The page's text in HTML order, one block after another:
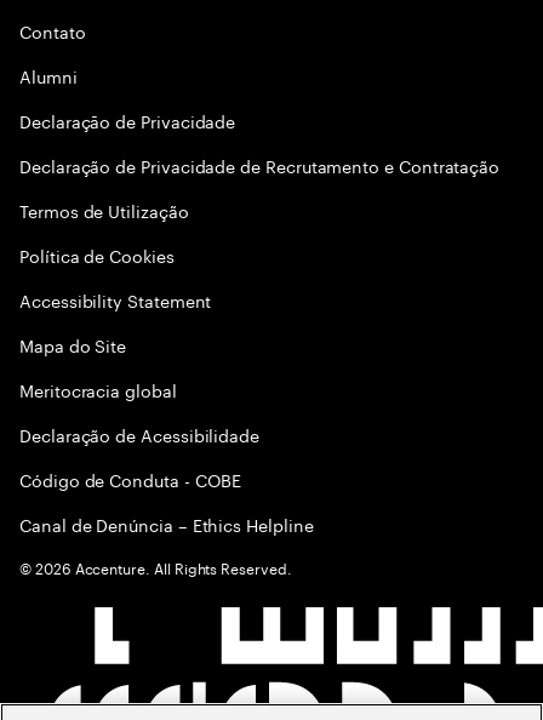
Contato
Alumni
Declaraçāo de Privacidade
Declaração de Privacidade de Recrutamento e Contratação
Termos de Utilização
Política de Cookies
Accessibility Statement
Mapa do Site
Meritocracia global
Declaração de Acessibilidade
Código de Conduta - COBE
Canal de Denúncia – Ethics Helpline
©2026 Accenture. All Rights Reserved.